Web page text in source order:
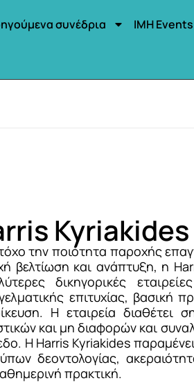
συνέδρια IMH Events
Kyriakides
την ποιότητα παροχής
βελτίωση και ανάπτυξη, η
δικηγορικές
επιτυχίας, βασική
Η εταιρεία διαθέτει
και μη διαφορών και
Η Harris Kyriakides
δεοντολογίας,
πρακτική.